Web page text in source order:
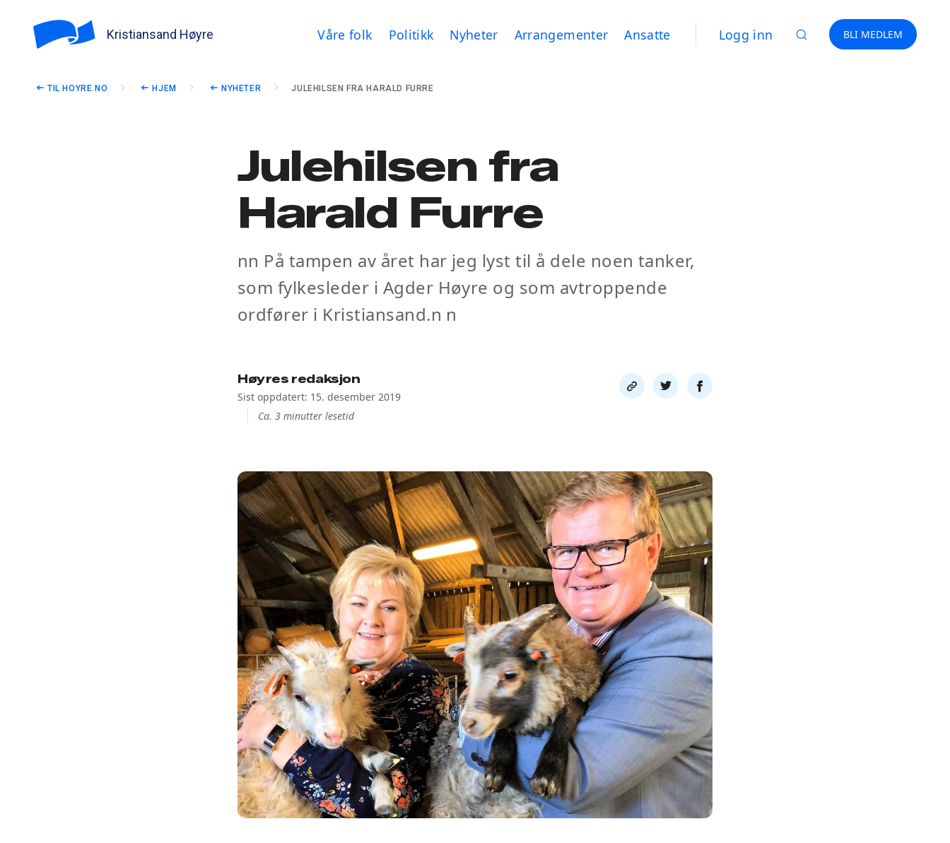
Kristiansand Høyre Våre folk Politikk Nyheter Arrangementer Ansatte Logg inn BLI MEDLEM
TIL HOYRE.NO HJEM NYHETER JULEHILSEN FRA HARALD FURRE
Julehilsen fra
Harald Furre
nn På tampen av året har jeg lyst til å dele noen tanker,
som fylkesleder i Agder Høyre og som avtroppende
ordfører i Kristiansand.n n
Høyres redaksjon
Sist oppdatert: 15. desember 2019
Ca. 3 minutter lesetid
Del
link
Del
på
Del
på